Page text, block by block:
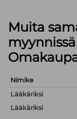
Muita
Nimike
Lääkäriksi
Lääkäriksi